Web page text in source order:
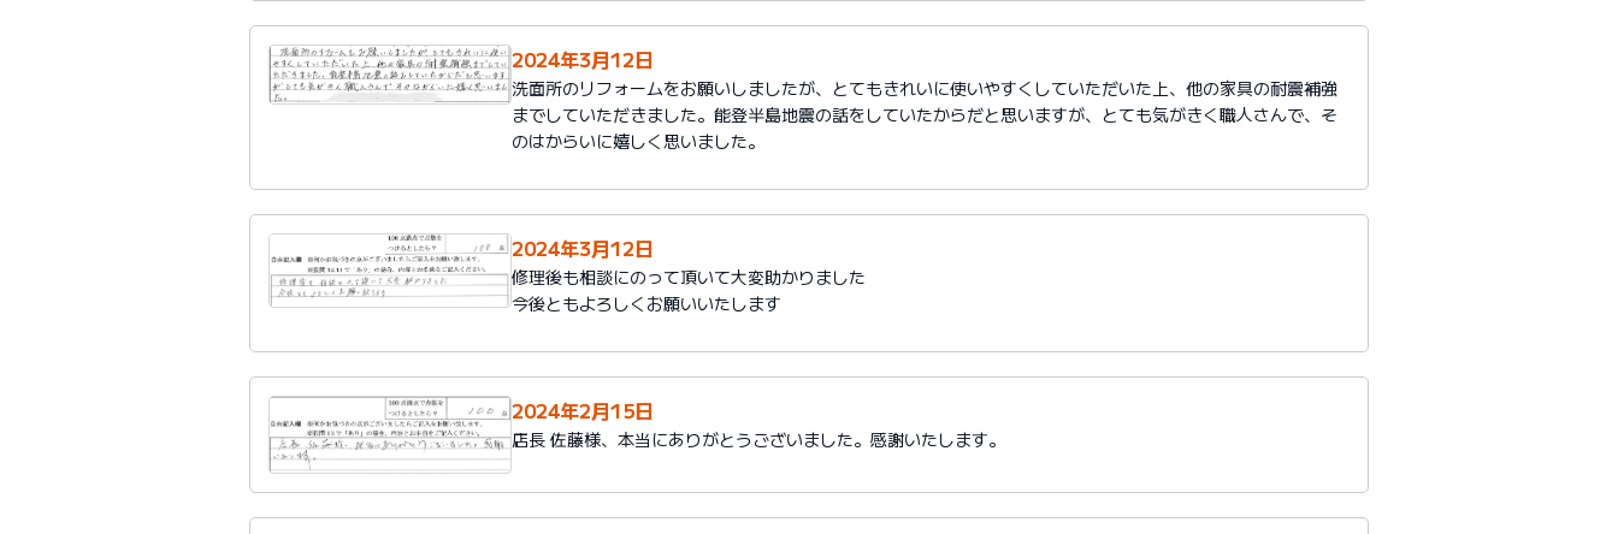
2024年3月12日
洗面所のリフォームをお願いしましたが、とてもきれいに使いやすくしていただいた上、他の家具の耐震補強
までしていただきました。能登半島地震の話をしていたからだと思いますが、とても気がきく職人さんで、そ
のはからいに嬉しく思いました。
2024年3月12日
修理後も相談にのって頂いて大変助かりました
今後ともよろしくお願いいたします
2024年2月15日
店長 佐藤様、本当にありがとうございました。感謝いたします。